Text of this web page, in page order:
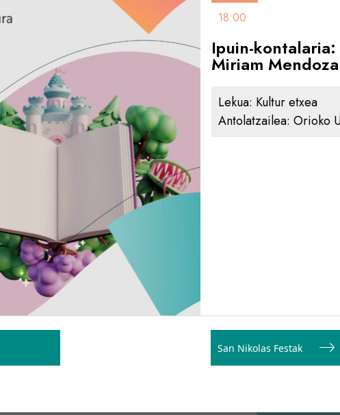
18:00
Ipuin-kontalaria:
Miriam Mendoza
Lekua: Kultur etxea
Antolatzailea: Orioko
San Nikolas Festak